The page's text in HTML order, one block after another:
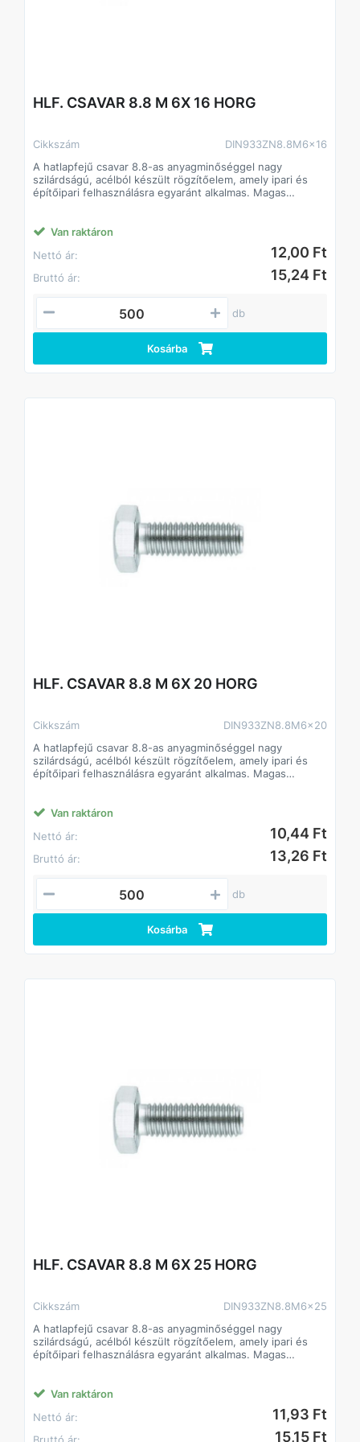
HLF. CSAVAR 8.8 M 6X 16 HORG
Cikkszám
DIN933ZN8.8M6x16
A hatlapfejű csavar 8.8-as anyagminőséggel nagy
szilárdságú, acélból készült rögzítőelem, amely ipari és
építőipari felhasználásra egyaránt alkalmas. Magas
hatlapfej kialakítása lehetővé teszi a gyors és precíz
Jellemzők:
• Anyagminőség: 8.8 acél, magas szakítószilárdság
• Strapabíró, hosszú élettartamú
• Beltéri és kültéri alkalmazásokhoz egyaránt
• Kompatibilis anyákkal és alátétekkel
Van raktáron
Nettó ár:
12,00 Ft
Bruttó ár: 15,24 Ft
db
Kosárba
HLF. CSAVAR 8.8 M 6X 20 HORG
Cikkszám
DIN933ZN8.8M6x20
A hatlapfejű csavar 8.8-as anyagminőséggel nagy
szilárdságú, acélból készült rögzítőelem, amely ipari és
építőipari felhasználásra egyaránt alkalmas. Magas
hatlapfej kialakítása lehetővé teszi a gyors és precíz
Jellemzők:
• Anyagminőség: 8.8 acél, magas szakítószilárdság
• Strapabíró, hosszú élettartamú
• Beltéri és kültéri alkalmazásokhoz egyaránt
• Kompatibilis anyákkal és alátétekkel
Van raktáron
Nettó ár:
10,44 Ft
Bruttó ár: 13,26 Ft
db
Kosárba
HLF. CSAVAR 8.8 M 6X 25 HORG
Cikkszám
DIN933ZN8.8M6x25
A hatlapfejű csavar 8.8-as anyagminőséggel nagy
szilárdságú, acélból készült rögzítőelem, amely ipari és
építőipari felhasználásra egyaránt alkalmas. Magas
hatlapfej kialakítása lehetővé teszi a gyors és precíz
Jellemzők:
• Anyagminőség: 8.8 acél, magas szakítószilárdság
Van raktáron
Nettó ár:
11,93 Ft
15,15 Ft